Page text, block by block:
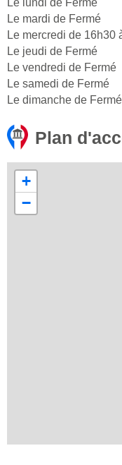
Le lundi de Fermé
Le mardi de Fermé
Le mercredi de 16h30
Le jeudi de Fermé
Le vendredi de Fermé
Le samedi de Fermé
Le dimanche de Fermé
Plan
+
−